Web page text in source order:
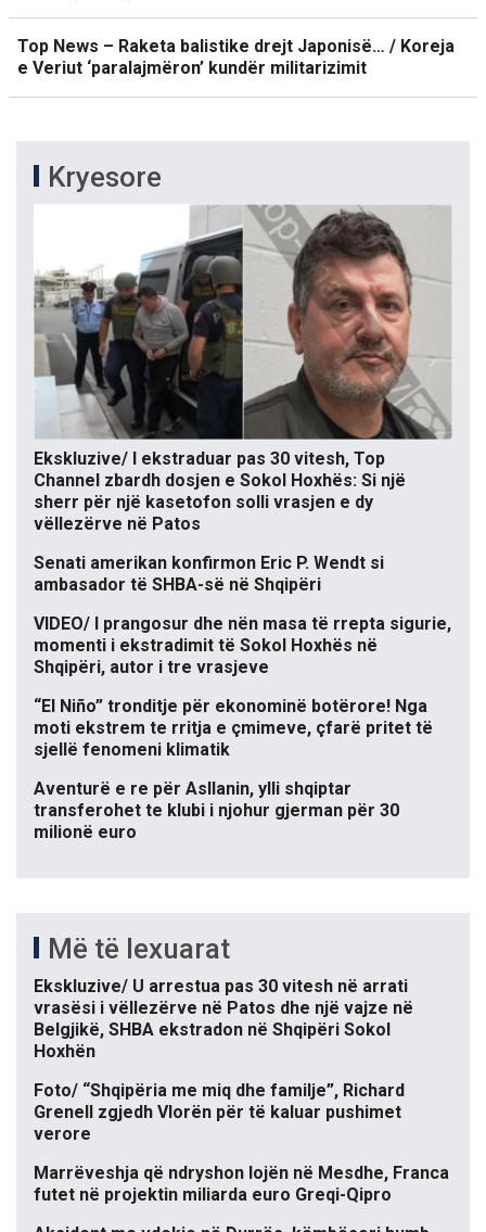
Top News – Raketa balistike drejt Japonisë… / Koreja
e Veriut ‘paralajmëron’ kundër militarizimit
Kryesore
Ekskluzive/ I ekstraduar pas 30 vitesh, Top
Channel zbardh dosjen e Sokol Hoxhës: Si një
sherr për një kasetofon solli vrasjen e dy
vëllezërve në Patos
Senati amerikan konfirmon Eric P. Wendt si
ambasador të SHBA-së në Shqipëri
VIDEO/ I prangosur dhe nën masa të rrepta sigurie,
momenti i ekstradimit të Sokol Hoxhës në
Shqipëri, autor i tre vrasjeve
“El Niño” tronditje për ekonominë botërore! Nga
moti ekstrem te rritja e çmimeve, çfarë pritet të
sjellë fenomeni klimatik
Aventurë e re për Asllanin, ylli shqiptar
transferohet te klubi i njohur gjerman për 30
milionë euro
Më të lexuarat
Ekskluzive/ U arrestua pas 30 vitesh në arrati
vrasësi i vëllezërve në Patos dhe një vajze në
Belgjikë, SHBA ekstradon në Shqipëri Sokol
Hoxhën
Foto/ “Shqipëria me miq dhe familje”, Richard
Grenell zgjedh Vlorën për të kaluar pushimet
verore
Marrëveshja që ndryshon lojën në Mesdhe, Franca
futet në projektin miliarda euro Greqi-Qipro